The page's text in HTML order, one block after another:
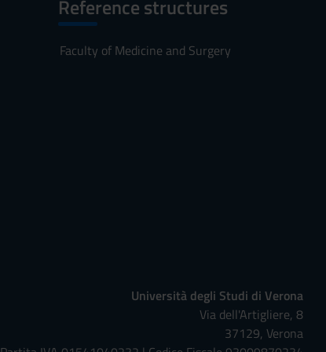
Reference structures
Faculty of Medicine and Surgery
Università degli Studi di Verona
Via dell'Artigliere, 8
37129, Verona